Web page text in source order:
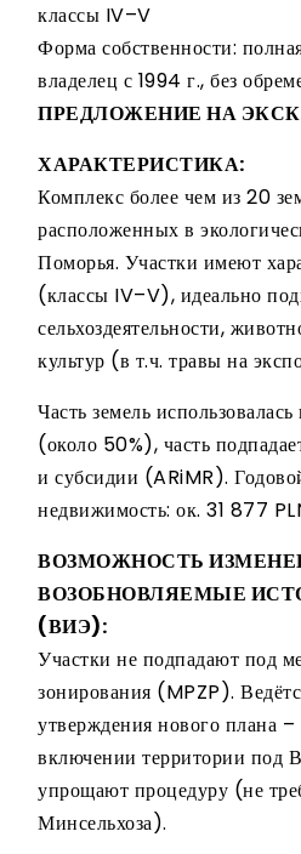
классы IV–V
Форма собственности:
владелец с 1994 г., без
ПРЕДЛОЖЕНИЕ НА
ХАРАКТЕРИСТИКА:
Комплекс более чем из 20
расположенных в
Поморья. Участки имеют
(классы IV–V), идеально
сельхоздеятельности,
культур (в т.ч. травы на
Часть земель
(около 50%), часть
и субсидии (ARiMR).
недвижимость: ок. 31 877
ВОЗМОЖНОСТЬ
ВОЗОБНОВЛЯЕМЫЕ
(ВИЭ):
Участки не подпадают под
зонирования (MPZP).
утверждения нового плана –
включении территории под
упрощают процедуру (не
Минсельхоза).